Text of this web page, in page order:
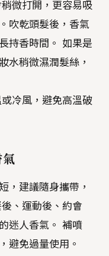
微打開，更容易吸
吹乾頭髮後，香氣
持香時間。 如果是
水稍微濕潤髮絲，
冷風，避免高溫破
，建議隨身攜帶，
、運動後、約會
迷人香氣。 補噴
避免過量使用。